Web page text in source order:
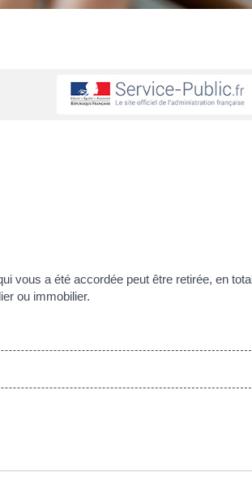
vous a été accordée peut être retirée, en
ou immobilier.